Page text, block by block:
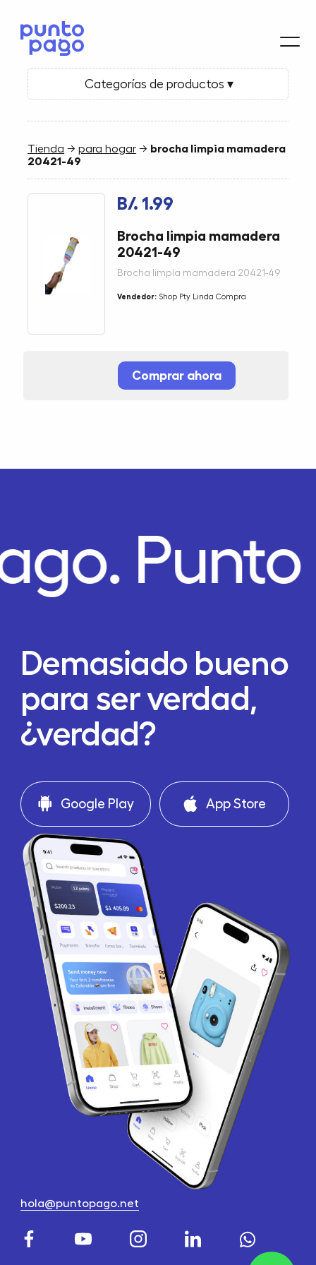
Categorías de productos ▾
Tienda →para hogar → brocha limpia mamadera
20421-49
B/. 1.99
Brocha limpia mamadera
20421-49
Brocha limpia mamadera 20421-49
Vendedor: Shop Pty Linda Compra
Comprar ahora
Demasiado bueno
para ser verdad,
¿verdad?
Google Play App Store
hola@puntopago.net